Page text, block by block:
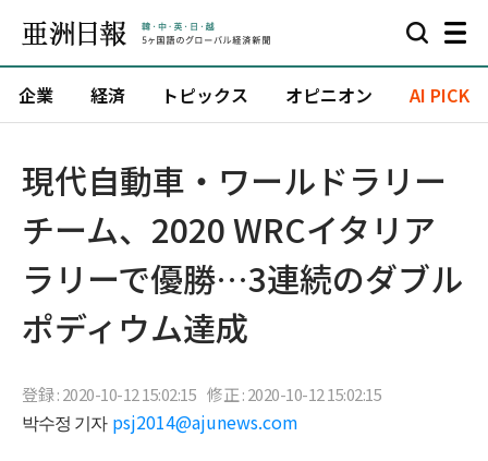
企業 経済 トピックス オピニオン AI PICK
現代自動車・ワールドラリー
チーム、2020 WRCイタリア
ラリーで優勝…3連続のダブル
ポディウム達成
登録 : 2020-10-12 15:02:15 修正 : 2020-10-12 15:02:15
박수정 기자 psj2014@ajunews.com